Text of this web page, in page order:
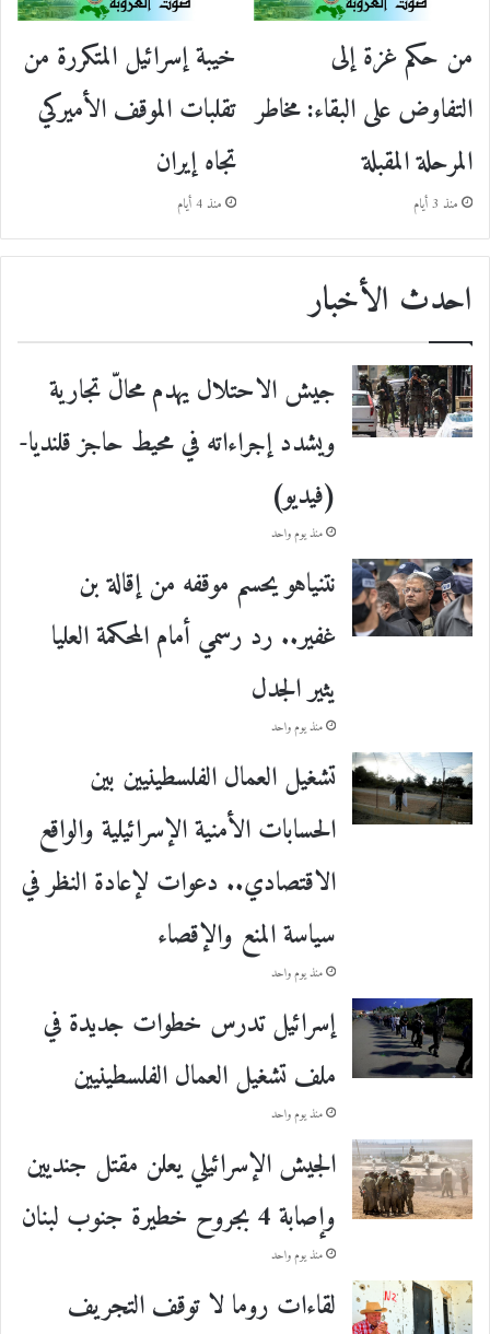
من حكم غزة إلى
التفاوض على البقاء: مخاطر
المرحلة المقبلة
منذ 3 أيام
خيبة إسرائيل المتكررة من
تقلبات الموقف الأميركي
تجاه إيران
منذ 4 أيام
احدث الأخبار
جيش الاحتلال يهدم محالّ تجارية
ويشدد إجراءاته في محيط حاجز قلنديا-
(فيديو)
منذ يوم واحد
نتنياهو يحسم موقفه من إقالة بن
غفير.. رد رسمي أمام المحكمة العليا
يثير الجدل
منذ يوم واحد
تشغيل العمال الفلسطينيين بين
الحسابات الأمنية الإسرائيلية والواقع
الاقتصادي.. دعوات لإعادة النظر في
سياسة المنع والإقصاء
منذ يوم واحد
إسرائيل تدرس خطوات جديدة في
ملف تشغيل العمال الفلسطينيين
منذ يوم واحد
الجيش الإسرائيلي يعلن مقتل جنديين
وإصابة 4 بجروح خطيرة جنوب لبنان
منذ يوم واحد
لقاءات روما لا توقف التجريف